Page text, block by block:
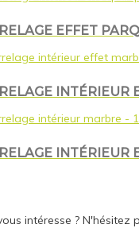
EFFET
INTÉRIEUR
INTÉRIEUR
intéresse ? N'hésitez